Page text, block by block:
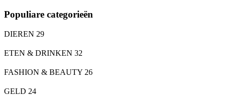
Populiare categorieën
DIEREN 29
ETEN & DRINKEN 32
FASHION & BEAUTY 26
GELD 24